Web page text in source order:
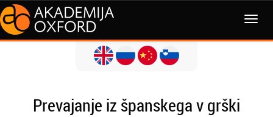
MENI
Prevajanje iz španskega v grški